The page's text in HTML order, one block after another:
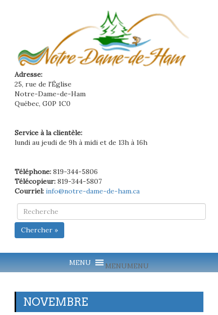
Adresse:
25, rue de l'Église
Notre-Dame-de-Ham
Québec, G0P 1C0
Service à la clientèle:
lundi au jeudi de 9h à midi et de 13h à 16h
Téléphone: 819-344-5806
Télécopieur: 819-344-5807
Courriel: info@notre-dame-de-ham.ca
Chercher »
MENUMENU
NOVEMBRE